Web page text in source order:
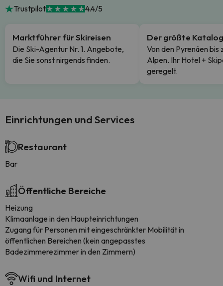
Trustpilot 4.4/5
Marktführer für Skireisen
Die Ski-Agentur Nr. 1. Angebote,
die Sie sonst nirgends finden.
Der größte Katalog
Von den Pyrenäen bis
Alpen. Ihr Hotel +
geregelt.
Einrichtungen und Services
Restaurant
Bar
Öffentliche Bereiche
Heizung
Klimaanlage in den Haupteinrichtungen
Zugang für Personen mit eingeschränkter Mobilität in
öffentlichen Bereichen (kein angepasstes
Badezimmerezimmer in den Zimmern)
Wifi und Internet